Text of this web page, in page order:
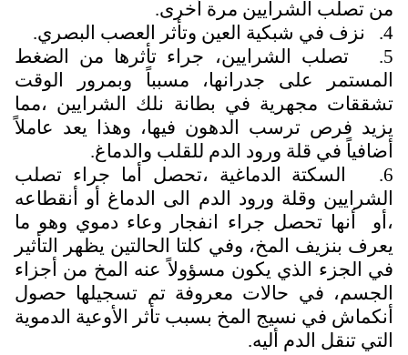
من تصلب الشرايين مرة أخرى.
4. نزف في شبكية العين وتأثر العصب البصري.
5. تصلب الشرايين، جراء تأثرها من الضغط
المستمر على جدرانها، مسبباً وبمرور الوقت
تشققات مجهرية في بطانة نلك الشرايين ،مما
يزيد فرص ترسب الدهون فيها، وهذا يعد عاملاً
أضافياً في قلة ورود الدم للقلب والدماغ.
6. السكتة الدماغية ،تحصل أما جراء تصلب
الشرايين وقلة ورود الدم الى الدماغ أو أنقطاعه
،أو أنها تحصل جراء انفجار وعاء دموي وهو ما
يعرف بنزيف المخ، وفي كلتا الحالتين يظهر التأثير
في الجزء الذي يكون مسؤولاً عنه المخ من أجزاء
الجسم، في حالات معروفة تم تسجيلها حصول
أنكماش في نسيج المخ بسبب تأثر الأوعية الدموية
التي تنقل الدم أليه.